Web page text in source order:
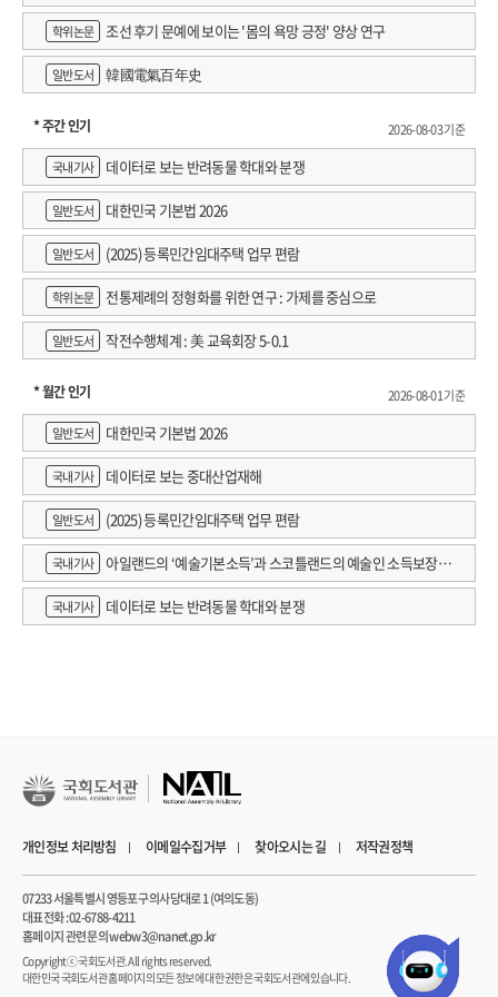
구원 정규연구보고서
학위논문 조선 후기 문예에 보이는 '몸의 욕망 긍정' 양상 연구
일반도서 韓國電氣百年史
* 주간 인기
2026-08-03 기준
국내기사
데이터로 보는 반려동물 학대와 분쟁
일반도서 대한민국 기본법 2026
일반도서 (2025) 등록민간임대주택 업무 편람
학위논문 전통제례의 정형화를 위한 연구 : 가제를 중심으로
일반도서 작전수행체계 : 美 교육회장 5-0.1
* 월간 인기
2026-08-01 기준
일반도서
대한민국 기본법 2026
국내기사 데이터로 보는 중대산업재해
일반도서 (2025) 등록민간임대주택 업무 편람
국내기사
아일랜드의 ‘예술기본소득’과 스코틀랜드의 예술인 소득보장정
책 논의
국내기사 데이터로 보는 반려동물 학대와 분쟁
개인정보 처리방침 이메일수집거부 찾아오시는 길 저작권정책
07233 서울특별시 영등포구 의사당대로 1 (여의도동)
대표전화 : 02-6788-4211
홈페이지 관련 문의 webw3@nanet.go.kr
Copyrightⓒ 국회도서관. All rights reserved.
대한민국 국회도서관 홈페이지의 모든 정보에 대한 권한은 국회도서관에 있습니다.